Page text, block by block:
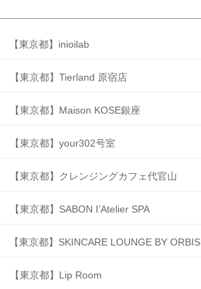
【東京都】inioilab
【東京都】Tierland 原宿店
【東京都】Maison KOSE銀座
【東京都】your302号室
【東京都】クレンジングカフェ代官山
【東京都】SABON I’Atelier SPA
【東京都】SKINCARE LOUNGE BY ORBIS
【東京都】Lip Room